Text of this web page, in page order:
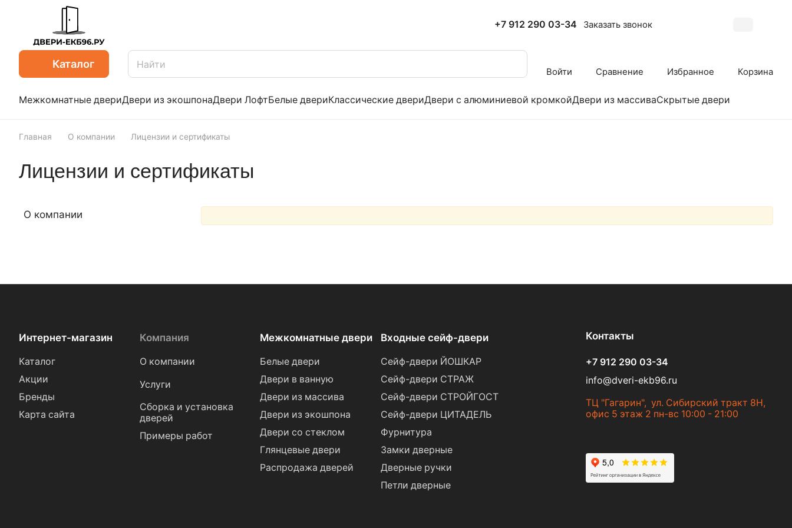
+7 912 290 03-34 Заказать звонок
Каталог
Войти Сравнение Избранное Корзина
Межкомнатные двериДвери из экошпонаДвери ЛофтБелые двериКлассические двериДвери с алюминиевой кромкойДвери из массиваСкрытые двери
Главная О компании Лицензии и сертификаты
Лицензии и сертификаты
О компании
Интернет-магазин
Каталог
Акции
Бренды
Карта сайта
Компания
О компании
Услуги
Сборка и установка
дверей
Примеры работ
Межкомнатные двери
Белые двери
Двери в ванную
Двери из массива
Двери из экошпона
Двери со стеклом
Глянцевые двери
Распродажа дверей
Входные сейф-двери
Сейф-двери ЙОШКАР
Сейф-двери СТРАЖ
Сейф-двери СТРОЙГОСТ
Сейф-двери ЦИТАДЕЛЬ
Фурнитура
Замки дверные
Дверные ручки
Петли дверные
Контакты
+7 912 290 03-34
info@dveri-ekb96.ru
ТЦ "Гагарин", ул. Сибирский тракт 8Н,
офис 5 этаж 2 пн-вс 10:00 - 21:00